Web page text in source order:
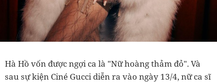
Hà Hồ vốn được ngợi ca là "Nữ hoàng thảm đỏ". Và
sau sự kiện Ciné Gucci diễn ra vào ngày 13/4, nữ ca sĩ